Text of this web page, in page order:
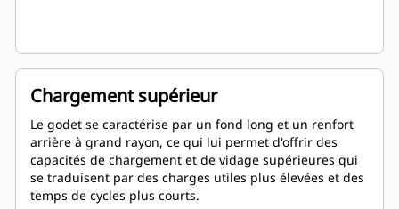
Chargement supérieur
Le godet se caractérise par un fond long et un renfort
arrière à grand rayon, ce qui lui permet d'offrir des
capacités de chargement et de vidage supérieures qui
se traduisent par des charges utiles plus élevées et des
temps de cycles plus courts.